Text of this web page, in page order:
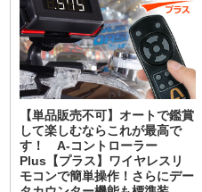
【単品販売不可】オートで鑑賞
して楽しむならこれが最高で
す！ A-コントローラー
Plus【プラス】ワイヤレスリ
モコンで簡単操作！さらにデー